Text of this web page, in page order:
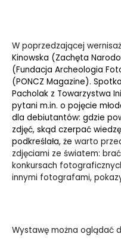
W poprzedzającej
Kinowska (Zachęta
(Fundacja Archeologia
(PONCZ Magazine).
Pacholak z Towarzystwa
pytani m.in. o pojęcie
dla debiutantów: gdzie
zdjęć, skąd czerpać
podkreślała, że warto
zdjęciami ze światem:
konkursach
innymi fotografami,
Wystawę można oglądać